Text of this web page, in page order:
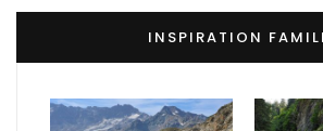
INSPIRATION